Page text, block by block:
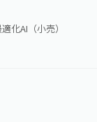
化AI（小売）